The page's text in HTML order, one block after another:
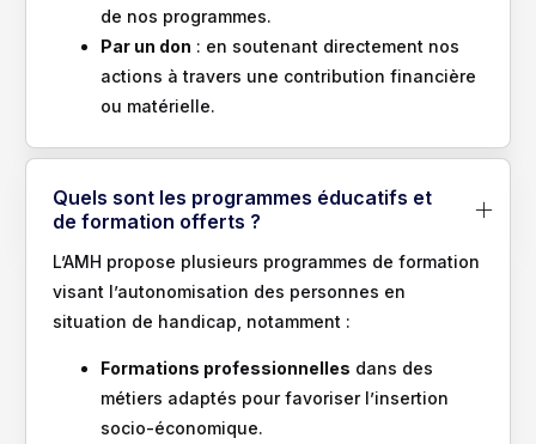
de nos programmes.
Par un don : en soutenant directement nos
actions à travers une contribution financière
ou matérielle.
Quels sont les programmes éducatifs et
de formation offerts ?
L’AMH propose plusieurs programmes de formation
visant l’autonomisation des personnes en
situation de handicap, notamment :
Formations professionnelles dans des
métiers adaptés pour favoriser l’insertion
socio-économique.